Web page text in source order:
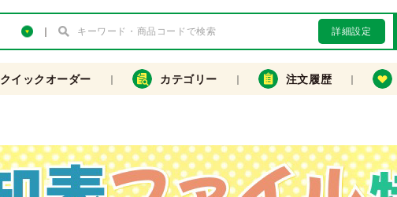
詳細設定
クイックオーダー カテゴリー 注文履歴